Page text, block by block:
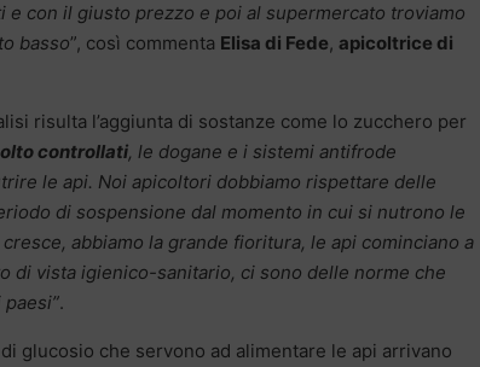
con il giusto prezzo e poi al supermercato troviamo
basso”, così commenta Elisa di Fede, apicoltrice di
risulta l’aggiunta di sostanze come lo zucchero per
controllati, le dogane e i sistemi antifrode
le api. Noi apicoltori dobbiamo rispettare delle
di sospensione dal momento in cui si nutrono le
abbiamo la grande fioritura, le api cominciano a
di vista igienico-sanitario, ci sono delle norme che
.
glucosio che servono ad alimentare le api arrivano